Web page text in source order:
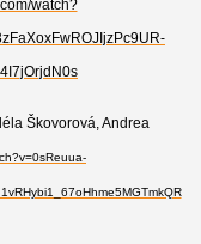
watch?
Škovorová, Andrea